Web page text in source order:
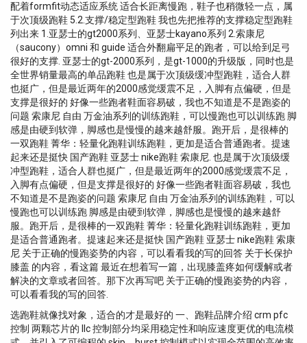
配着formfit动态适应系统 适合长距离慢跑，鞋子也稍微轻一点，属
于次顶级跑鞋 5.2.支撑/稳定型跑鞋 我也先把推荐的支撑稳定型跑鞋
列出来 1.亚瑟士的gt2000系列、亚瑟士kayano系列 2.索康尼
（saucony）omni 和 guide 适合外翻扁平足的跑者，可以给到足弓
很好的支撑. 亚瑟士的gt-2000系列，是gt-1000的升级版，同时也是
全世界销量最高的单品跑鞋 也是属于次顶级缓冲型跑鞋，适合人群
也挺广，但是最近两年的2000感觉缓震不足，入脚有点偏硬，但是
支撑是很好的 好像一些跑者鞋面容易破，我也不知道是不是跑姿的
问题 索康尼 自由 万金油系列的训练跑鞋，可以慢跑也可以训练跑 脚
感是由硬到软弹，脚感也是慢慢的越来越舒服。跑开后，是很棒的
一双跑鞋 菁华：轻量化跑鞋训练跑鞋，更加是适合普通跑者。提速
起来还是挺快 国产跑鞋 亚瑟士 nike跑鞋 索康尼. 也是属于次顶级缓
冲型跑鞋，适合人群也挺广，但是最近两年的2000感觉缓震不足，
入脚有点偏硬，但是支撑是很好的 好像一些跑者鞋面容易破，我也
不知道是不是跑姿的问题 索康尼 自由 万金油系列的训练跑鞋，可以
慢跑也可以训练跑 脚感是由硬到软弹，脚感也是慢慢的越来越舒
服。跑开后，是很棒的一双跑鞋 菁华：轻量化跑鞋训练跑鞋，更加
是适合普通跑者。提速起来还是挺快 国产跑鞋 亚瑟士 nike跑鞋 索康
尼 关于正确的慢跑姿势的内容，可以看看我的写的回答 关于长保护
膝盖 的内容，看这篇 最近在想着写一篇，出现膝盖疼如何缓解或者
解决的文章或者回答。那下次再写吧 关于正确的慢跑姿势的内容，
可以看看我的写的回答.
选跑鞋就像找对象，适合的才是最好的 一、跑鞋品牌介绍 crm pfc
控制 两颗芯片的 llc 控制部分均采用稳定性和响应速度更优的电流模